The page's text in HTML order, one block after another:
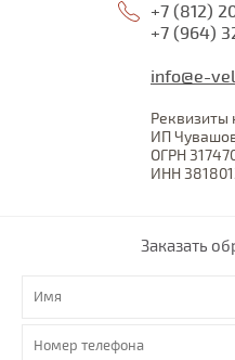
+7 (812)
+7 (964)
info@e-
Реквизиты
ИП
ОГРН
ИНН
Заказать